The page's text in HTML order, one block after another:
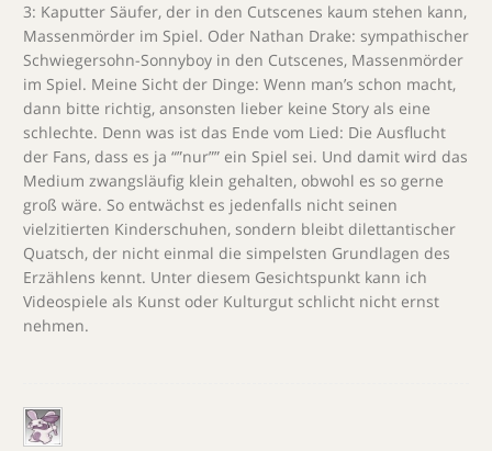
3: Kaputter Säufer, der in den Cutscenes kaum stehen kann,
Massenmörder im Spiel. Oder Nathan Drake: sympathischer
Schwiegersohn-Sonnyboy in den Cutscenes, Massenmörder
im Spiel. Meine Sicht der Dinge: Wenn man’s schon macht,
dann bitte richtig, ansonsten lieber keine Story als eine
schlechte. Denn was ist das Ende vom Lied: Die Ausflucht
der Fans, dass es ja “”nur”” ein Spiel sei. Und damit wird das
Medium zwangsläufig klein gehalten, obwohl es so gerne
groß wäre. So entwächst es jedenfalls nicht seinen
vielzitierten Kinderschuhen, sondern bleibt dilettantischer
Quatsch, der nicht einmal die simpelsten Grundlagen des
Erzählens kennt. Unter diesem Gesichtspunkt kann ich
Videospiele als Kunst oder Kulturgut schlicht nicht ernst
nehmen.